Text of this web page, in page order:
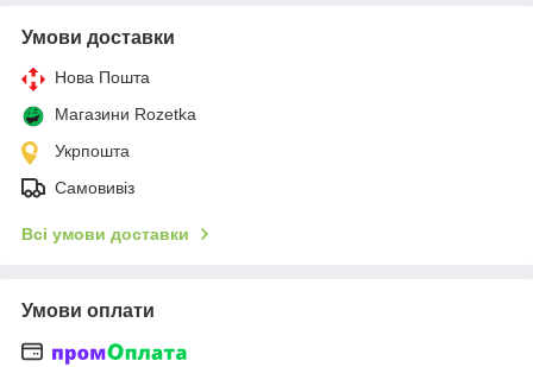
Умови доставки
Нова Пошта
Магазини Rozetka
Укрпошта
Самовивіз
Всі умови доставки
Умови оплати